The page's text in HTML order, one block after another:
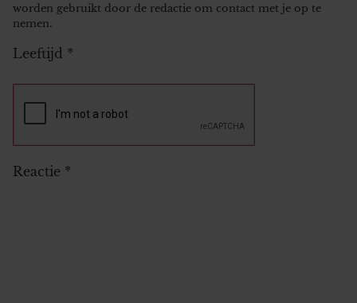
worden gebruikt door de redactie om contact met je op te
nemen.
Leeftijd *
Reactie *